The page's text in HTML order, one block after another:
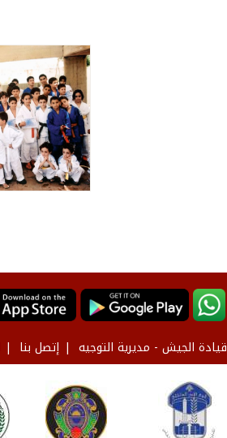
قيادة الجيش - مديرية التوجيه إتصل بنا